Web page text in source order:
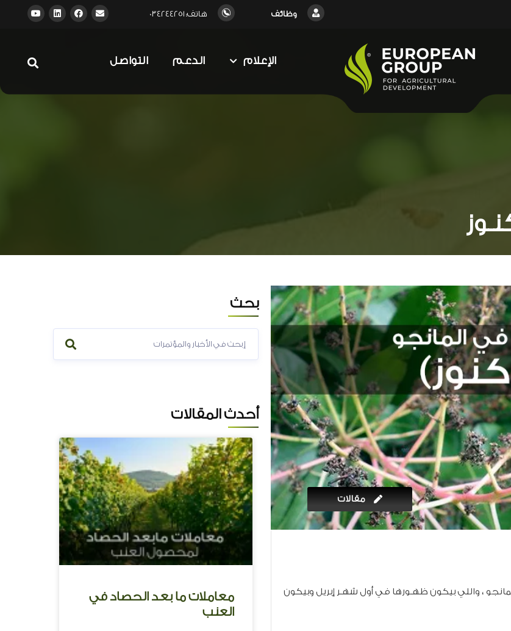
وظائف هاتف: 034244251
الإعلام الدعم التواصل
مقالات
، واللي بيكون ظهـورها في أول شهـر إبريل وبيكون
بحث
أحدث المقالات
معاملات ما بعد الحصاد في
العنب